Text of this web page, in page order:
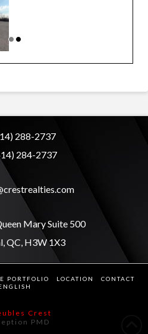
288-2737
284-2737
Mary Suite 500
QC, H3W 1X3
PORTFOLIO LOCATION
CONTACT
Crest
PMD